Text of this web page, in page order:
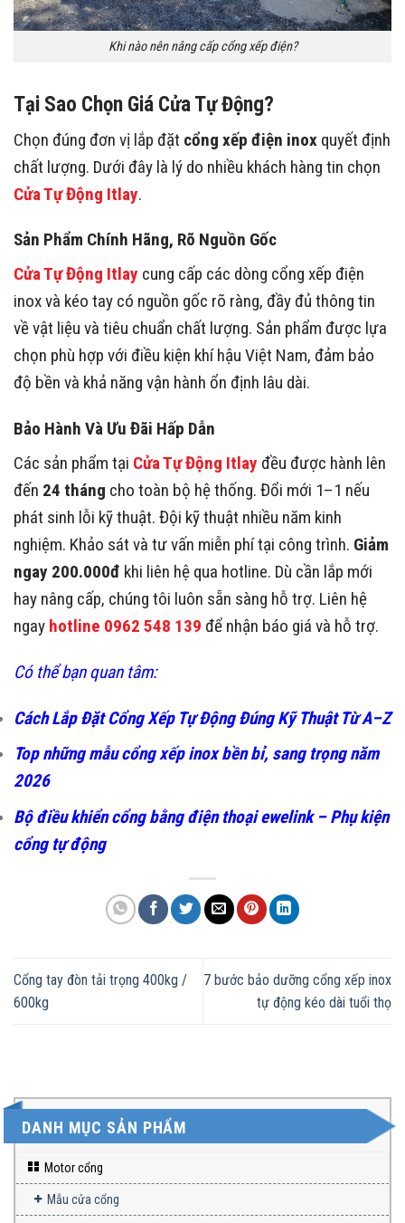
Khi nào nên nâng cấp cổng xếp điện?
Tại Sao Chọn Giá Cửa Tự Động?
Chọn đúng đơn vị lắp đặt cổng xếp điện inox quyết định
chất lượng. Dưới đây là lý do nhiều khách hàng tin chọn
Cửa Tự Động Itlay.
Sản Phẩm Chính Hãng, Rõ Nguồn Gốc
Cửa Tự Động Itlay cung cấp các dòng cổng xếp điện
inox và kéo tay có nguồn gốc rõ ràng, đầy đủ thông tin
về vật liệu và tiêu chuẩn chất lượng. Sản phẩm được lựa
chọn phù hợp với điều kiện khí hậu Việt Nam, đảm bảo
độ bền và khả năng vận hành ổn định lâu dài.
Bảo Hành Và Ưu Đãi Hấp Dẫn
Các sản phẩm tại Cửa Tự Động Itlay đều được hành lên
đến 24 tháng cho toàn bộ hệ thống. Đổi mới 1–1 nếu
phát sinh lỗi kỹ thuật. Đội kỹ thuật nhiều năm kinh
nghiệm. Khảo sát và tư vấn miễn phí tại công trình. Giảm
ngay 200.000đ khi liên hệ qua hotline. Dù cần lắp mới
hay nâng cấp, chúng tôi luôn sẵn sàng hỗ trợ. Liên hệ
ngay hotline 0962 548 139 để nhận báo giá và hỗ trợ.
Có thể bạn quan tâm:
Cách Lắp Đặt Cổng Xếp Tự Động Đúng Kỹ Thuật Từ A–Z
Top những mẫu cổng xếp inox bền bỉ, sang trọng năm
2026
Bộ điều khiển cổng bằng điện thoại ewelink – Phụ kiện
cổng tự động
Cổng tay đòn tải trọng 400kg /
600kg
7 bước bảo dưỡng cổng xếp inox
tự động kéo dài tuổi thọ
DANH MỤC SẢN PHẨM
Motor cổng
Mẫu cửa cổng